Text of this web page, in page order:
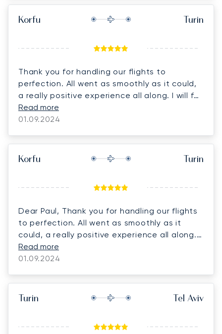
Korfu Turin
Thank you for handling our flights to
perfection. All went as smoothly as it could,
a really positive experience all along. I will for
sure call you for my future flights when
needed.
Read more
01.09.2024
Korfu Turin
Dear Paul, Thank you for handling our flights
to perfection. All went as smoothly as it
could, a really positive experience all along. I
will for sure call you for my future flights
when needed.
Read more
01.09.2024
Turin Tel Aviv